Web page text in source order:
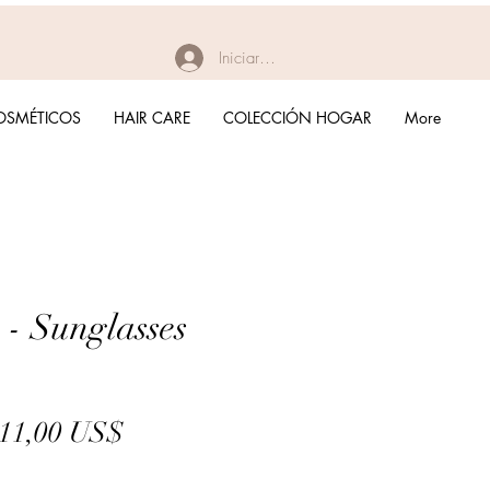
Iniciar sesión
Sunglasses
11,00 US$Precio
HAIR CARE COLECCIÓN HOGAR More